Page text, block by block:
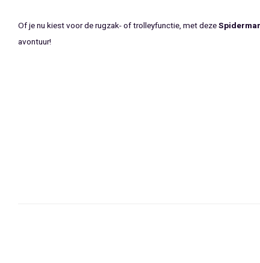
Of je nu kiest voor de rugzak- of trolleyfunctie, met deze
avontuur!